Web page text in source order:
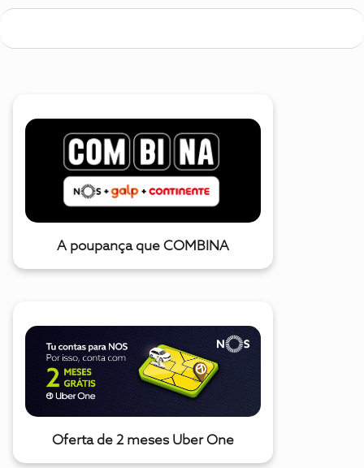
A poupança que COMBINA
Oferta de 2 meses Uber One